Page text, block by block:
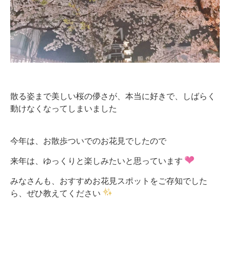
散る姿まで美しい桜の儚さが、本当に好きで、しばらく
動けなくなってしまいました
今年は、お散歩ついでのお花見でしたので
来年は、ゆっくりと楽しみたいと思っています
みなさんも、おすすめお花見スポットをご存知でした
ら、ぜひ教えてください